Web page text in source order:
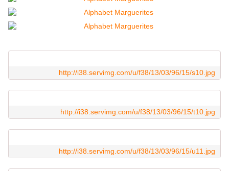
http://i38.servimg.com/u/f38/13/03/96/15/s10.jpg
http://i38.servimg.com/u/f38/13/03/96/15/t10.jpg
http://i38.servimg.com/u/f38/13/03/96/15/u11.jpg